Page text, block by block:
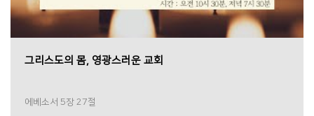
그리스도의 몸, 영광스러운 교회
에베소서 5장 27절